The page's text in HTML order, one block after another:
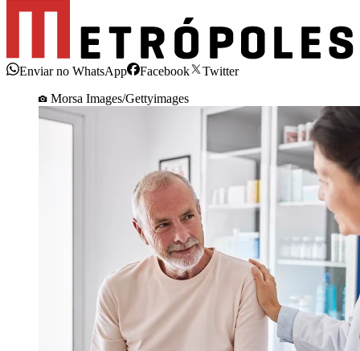
Enviar no WhatsApp Facebook
Twitter
Morsa Images/Gettyimages